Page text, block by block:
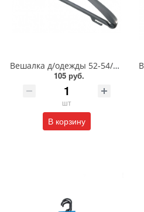
Вешалка д/одежды 52-54/023/БП
105 руб.
шт
В корзину